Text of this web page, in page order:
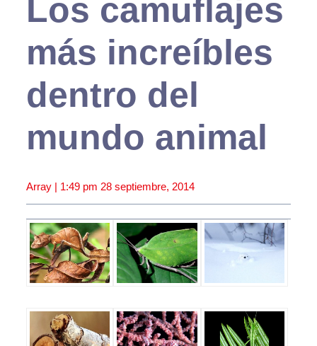
Los camuflajes
más increíbles
dentro del
mundo animal
Array | 1:49 pm 28 septiembre, 2014